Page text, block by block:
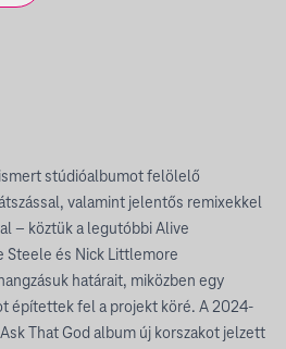
stúdióalbumot felölelő
valamint jelentős remixekkel
– köztük a legutóbbi Alive
Steele és Nick Littlemore
határait, miközben egy
építettek fel a projekt köré. A 2024-
That God album új korszakot jelzett